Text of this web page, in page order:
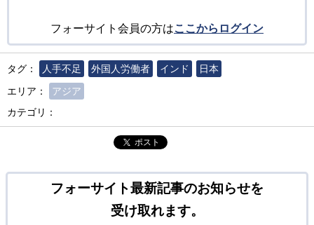
フォーサイト会員の方はここからログイン
タグ： 人手不足 外国人労働者 インド
日本
エリア：
アジア
カテゴリ：
ポスト
フォーサイト最新記事のお知らせを
受け取れます。